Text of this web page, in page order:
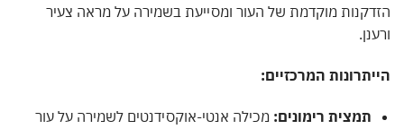
הזדקנות מוקדמת של העור ומסייעת בשמירה על מראה צעיר
ורענן.
הייתרונות המרכזיים:
תמצית רימונים: מכילה אנטי-אוקסידנטים לשמירה על עור